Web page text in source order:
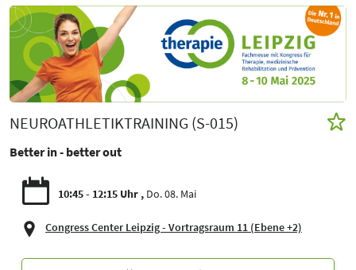
NEUROATHLETIKTRAINING (S-015)
Better in - better out
10:45 - 12:15 Uhr Do. 08. Mai
Congress Center Leipzig - Vortragsraum 11 (Ebene +2)